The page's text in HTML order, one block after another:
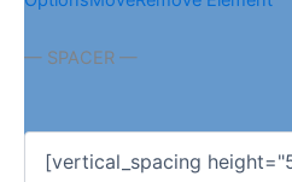
— SPACER —